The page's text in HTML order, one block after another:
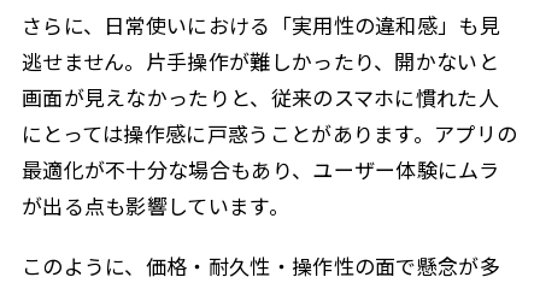
さらに、日常使いにおける「実用性の違和感」も見
逃せません。片手操作が難しかったり、開かないと
画面が見えなかったりと、従来のスマホに慣れた人
にとっては操作感に戸惑うことがあります。アプリの
最適化が不十分な場合もあり、ユーザー体験にムラ
が出る点も影響しています。
このように、価格・耐久性・操作性の面で懸念が多